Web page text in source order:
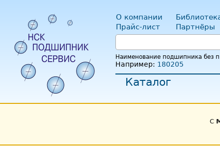
О компании
Прайс-лист
Партнёры
Наименование подшипника без
Например: 180205
Каталог
С